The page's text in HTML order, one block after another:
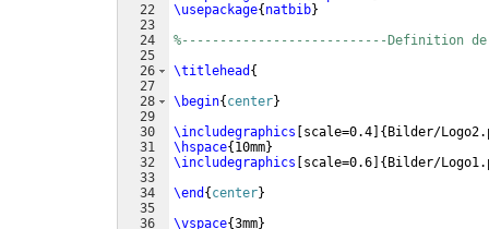
22
23
24
25
26
27
28
29
30
31
32
33
34
35
36
\usepackage{ natbib}
%---------------------------Definition
\titlehead {
\begin{ center}
\includegraphics
scale=0.4 { Bilder/
\hspace{ 10mm}
\includegraphics
scale=0.6 { Bilder/
\end { center}
\vspace{3mm}